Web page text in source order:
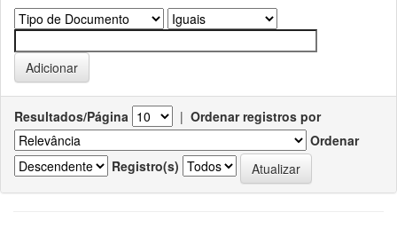
Resultados/Página | Ordenar registros por
Ordenar
Registro(s)